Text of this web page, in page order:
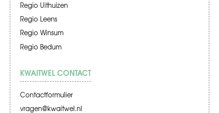
Regio Uithuizen
Regio Leens
Regio Winsum
Regio Bedum
KWAITWEL CONTACT
Contactformulier
vragen@kwaitwel.nl